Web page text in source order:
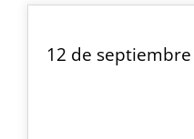
12 de